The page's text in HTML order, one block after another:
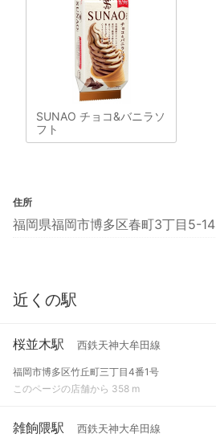
SUNAO チョコ&バニラソ
フト
住所
福岡県福岡市博多区春町3丁目5-14
近くの駅
桜並木駅 西鉄天神大牟田線
福岡市博多区竹丘町三丁目4番1号
このページの店舗から 358 m
雑餉隈駅 西鉄天神大牟田線